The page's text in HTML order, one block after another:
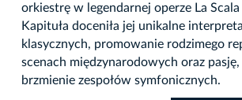
orkiestrę w legendarnej operze La
Kapituła doceniła jej unikalne
klasycznych, promowanie rodzimego
scenach międzynarodowych oraz pasję,
brzmienie zespołów symfonicznych.